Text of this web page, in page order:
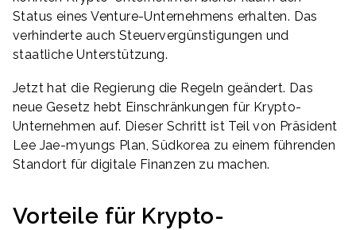
Status eines Venture-Unternehmens erhalten. Das
verhinderte auch Steuervergünstigungen und
staatliche Unterstützung.
Jetzt hat die Regierung die Regeln geändert. Das
neue Gesetz hebt Einschränkungen für Krypto-
Unternehmen auf. Dieser Schritt ist Teil von Präsident
Lee Jae-myungs Plan, Südkorea zu einem führenden
Standort für digitale Finanzen zu machen.
Vorteile für Krypto-